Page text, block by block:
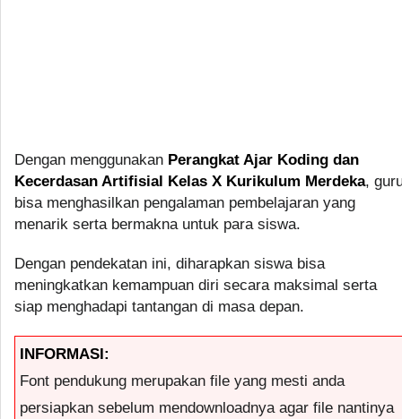
Dengan menggunakan Perangkat Ajar Koding dan
Kecerdasan Artifisial Kelas X Kurikulum Merdeka,
bisa menghasilkan pengalaman pembelajaran yang
menarik serta bermakna untuk para siswa.
Dengan pendekatan ini, diharapkan siswa bisa
meningkatkan kemampuan diri secara maksimal serta
siap menghadapi tantangan di masa depan.
INFORMASI:
Font pendukung merupakan file yang mesti anda
persiapkan sebelum mendownloadnya agar file nantinya